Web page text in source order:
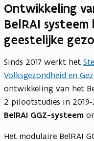
Ontwikkeling
BelRAI systeem
geestelijke
Sinds 2017 werkt het
Volksgezondheid en
ontwikkeling van het
2 pilootstudies in
BelRAI GGZ-systeem
Het modulaire BelRAI